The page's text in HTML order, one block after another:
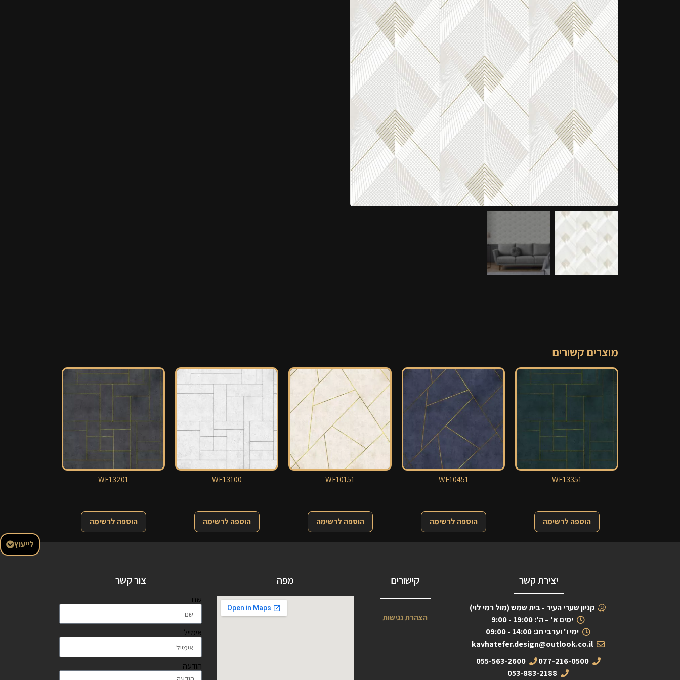
לייעוץ
מוצרים קשורים
WF13351
הוספה לרשימה
WF10451
הוספה לרשימה
WF10151
הוספה לרשימה
WF13100
הוספה לרשימה
WF13201
הוספה לרשימה
יצירת קשר
קניון שערי העיר - בית שמש (מול רמי לוי)
ימים א' – ה': 19:00 - 9:00
ימי ו' וערבי חג: 14:00 - 09:00
kavhatefer.design@outlook.co.il
077-216-0500
055-563-2600
053-883-2188
קישורים
הצהרת נגישות
מפה צור קשר
שם
אימייל
הודעה